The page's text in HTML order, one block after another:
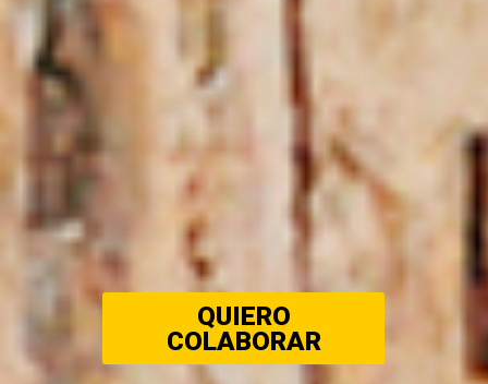
QUIERO
COLABORAR